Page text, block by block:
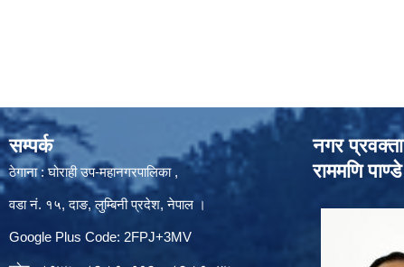
सम्पर्क
ठेगाना : घोराही उप-महानगरपालिका ,
वडा नं. १५, दाङ, लुम्बिनी प्रदेश, नेपाल ।
Google Plus Code: 2FPJ+3MV
नगर प्रवक्ता
राममणि पाण्डे